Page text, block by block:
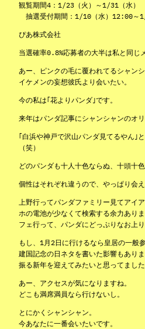
観覧期間4：1/23（火）～1/31（水）
抽選受付期間：1/10（水）12:00～
ぴあ株式会社
当選確率0.8%応募者の大半は私と同じ
あー、ピンクの毛に覆われてるシャンシ
イケメンの妄想彼氏より会いたい。
今の私は｢花よりパンダ｣です。
来年はパンダ記事にシャンシャンのオ
｢白浜や神戸で沢山パンダ見てるやん｣
（笑）
どのパンダも十人十色ならぬ、十頭十色
個性はそれぞれ違うので、やっぱり会
上野行ってパンダファミリー見てアイ
ホの電池が少なくて検索する余力あり
フェ行って、パンダにどっぷりなお上り
もし、1月2日に行けるなら皇居の一般
建国記念の日ネタを書いた影響もあり
振る新年を迎えてみたいと思ってました
あー、アクセスが気になりますね。
どこも満席満員なら行けないし。
とにかくシャンシャン。
今あなたに一番会いたいです。